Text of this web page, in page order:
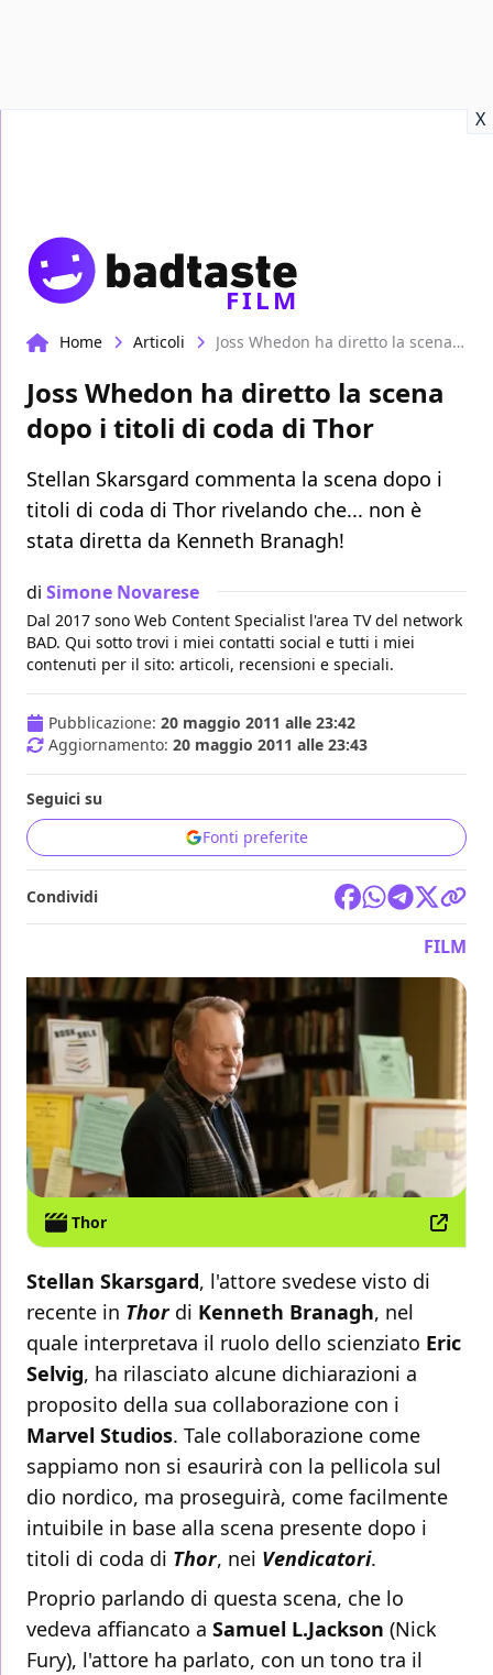
X
FILM
Home Articoli Joss Whedon ha diretto la scena dopo i titoli di coda di Thor
Joss Whedon ha diretto la scena
dopo i titoli di coda di Thor
Stellan Skarsgard commenta la scena dopo i
titoli di coda di Thor rivelando che... non è
stata diretta da Kenneth Branagh!
di Simone Novarese
Dal 2017 sono Web Content Specialist l'area TV del network
BAD. Qui sotto trovi i miei contatti social e tutti i miei
contenuti per il sito: articoli, recensioni e speciali.
Pubblicazione: 20 maggio 2011 alle 23:42
Aggiornamento: 20 maggio 2011 alle 23:43
Seguici su
Fonti preferite
Condividi
FILM
Thor
Stellan Skarsgard, l'attore svedese visto di
recente in Thordi Kenneth Branagh, nel
quale interpretava il ruolo dello scienziato Eric
Selvig, ha rilasciato alcune dichiarazioni a
proposito della sua collaborazione con i
Marvel Studios. Tale collaborazione come
sappiamo non si esaurirà con la pellicola sul
dio nordico, ma proseguirà, come facilmente
intuibile in base alla scena presente dopo i
titoli di coda di Thor, nei Vendicatori.
Proprio parlando di questa scena, che lo
vedeva affiancato a Samuel L.Jackson (Nick
Fury), l'attore ha parlato, con un tono tra il